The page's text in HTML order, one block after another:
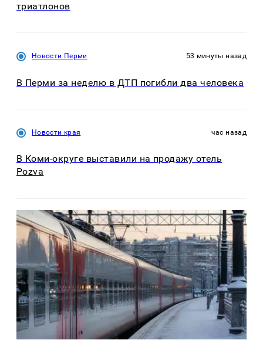
триатлонов
Новости Перми 53 минуты назад
В Перми за неделю в ДТП погибли два человека
Новости края час назад
В Коми-округе выставили на продажу отель
Pozva